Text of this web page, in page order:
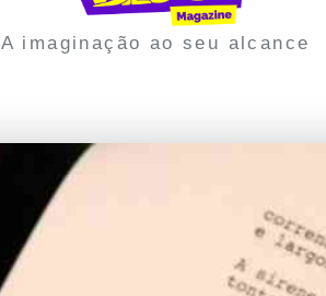
A imaginação ao seu alcance